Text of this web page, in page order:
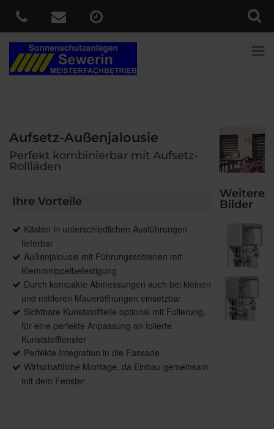
Aufsetz-Außenjalousie
Perfekt kombinierbar mit Aufsetz-
Rollläden
Ihre Vorteile
Kästen in unterschiedlichen Ausführungen
lieferbar
Außenjalousie mit Führungsschienen mit
Klemmnippelbefestigung
Durch kompakte Abmessungen auch bei kleinen
und mittleren Maueröffnungen einsetzbar
Sichtbare Kunststoffteile optional mit Folierung,
für eine perfekte Anpassung an folierte
Kunststofffenster
Perfekte Integration in die Fassade
Wirtschaftliche Montage, da Einbau gemeinsam
mit dem Fenster
Weitere
Bilder